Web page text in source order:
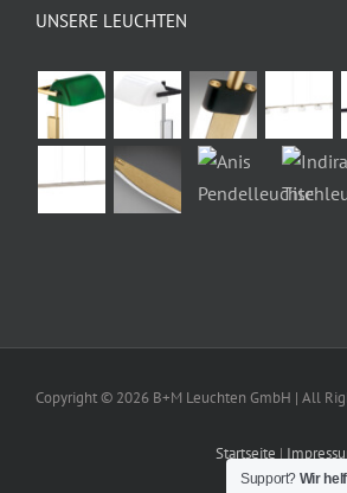
UNSERE LEUCHTEN
Copyright © 2026 B+M Leuchten GmbH | All
Startseite |
Support? Wir